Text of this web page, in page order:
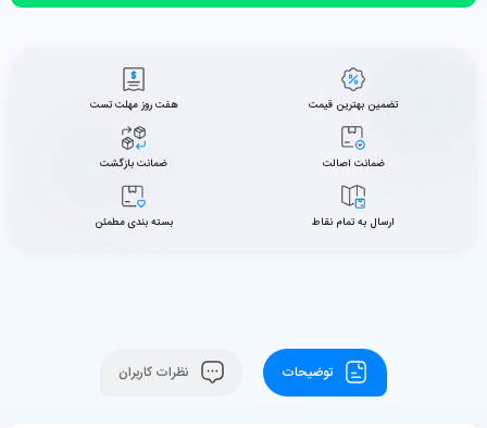
تضمین بهترین قیمت هفت روز مهلت تست
ضمانت اصالت ضمانت بازگشت
ارسال به تمام نقاط بسته بندی مطمئن
توضیحات نظرات کاربران